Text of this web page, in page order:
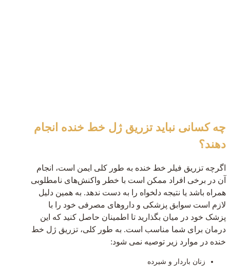
چه کسانی نباید تزریق ژل خط خنده انجام
دهند؟
اگرچه تزریق فیلر خط خنده به طور کلی ایمن است، انجام
آن در برخی افراد ممکن است با خطر واکنش‌های نامطلوبی
همراه باشد یا نتیجه دلخواه را به دست ندهد. به همین دلیل
لازم است سوابق پزشکی و داروهای مصرفی خود را با
پزشک خود در میان بگذارید تا اطمینان حاصل کنید که این
درمان برای شما مناسب است. به طور کلی، تزریق ژل خط
خنده در موارد زیر توصیه نمی شود:
زنان باردار و شیرده